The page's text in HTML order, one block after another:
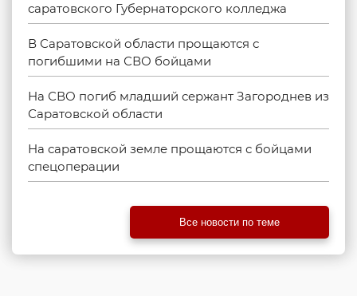
саратовского Губернаторского колледжа
В Саратовской области прощаются с
погибшими на СВО бойцами
На СВО погиб младший сержант Загороднев из
Саратовской области
На саратовской земле прощаются с бойцами
спецоперации
Все новости по теме